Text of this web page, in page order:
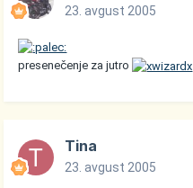
23. avgust 2005
presenečenje za jutro
Tina
23. avgust 2005